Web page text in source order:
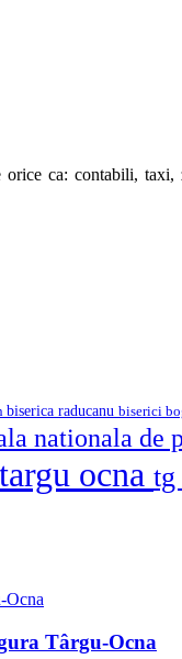
ca: contabili, taxi,
biserica raducanu biserici
nationala de
targu ocna tg
Târgu-Ocna